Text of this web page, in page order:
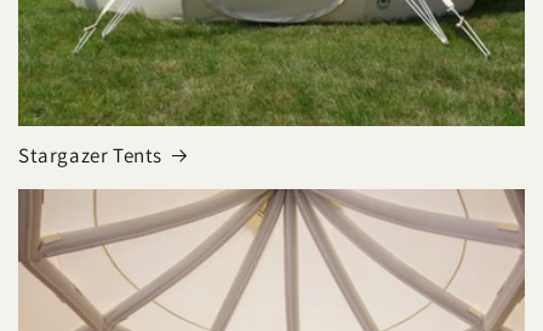
Stargazer Tents